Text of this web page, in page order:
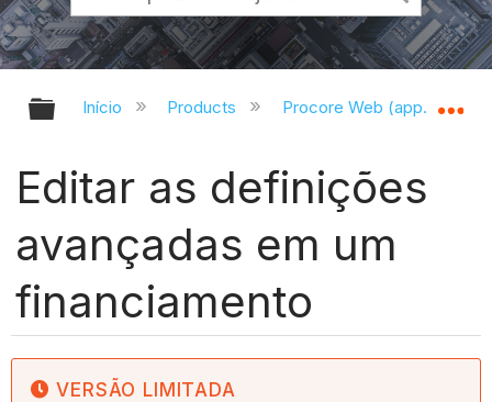
Expandir/recolher hierarquia
Início Products Procore Web
Editar as definições
avançadas em um
financiamento
VERSÃO LIMITADA